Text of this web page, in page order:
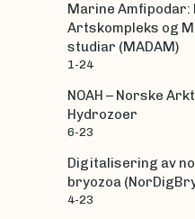
Marine Amfipodar:
Artskompleks og
studiar (MADAM)
1-24
NOAH – Norske
Hydrozoer
6-23
Digitalisering av
bryozoa
4-23